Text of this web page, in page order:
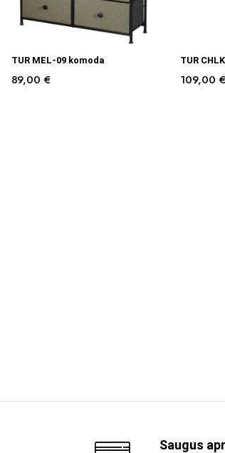
Į KREPŠELĮ
TUR MEL-09 komoda
89,00€
TUR
109,00€
Saugus